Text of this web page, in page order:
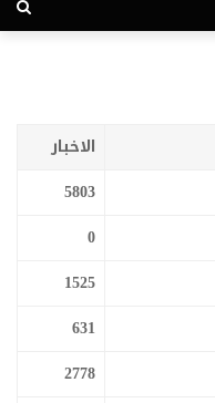
الاخبار
5803
0
1525
631
2778